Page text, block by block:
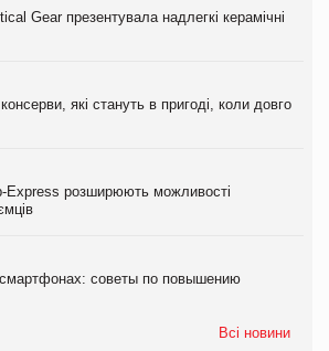
Gear презентувала надлегкі керамічні
які стануть в пригоді, коли довго
Express розширюють можливості
советы по повышению
Всі новини